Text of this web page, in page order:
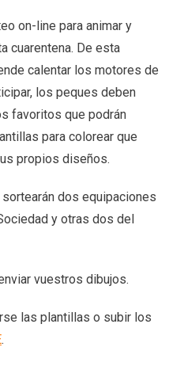
on-line para animar y
cuarentena. De esta
calentar los motores de
los peques deben
favoritos que podrán
para colorear que
propios diseños.
dos equipaciones
y otras dos del
vuestros dibujos.
las plantillas o subir los
.